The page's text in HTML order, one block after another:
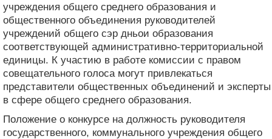
учреждения общего среднего образования и
общественного объединения руководителей
учреждений общего сэр дньои образования
соответствующей административно-территориальной
единицы. К участию в работе комиссии с правом
совещательного голоса могут привлекаться
представители общественных объединений и эксперты
в сфере общего среднего образования.
Положение о конкурсе на должность руководителя
государственного, коммунального учреждения общего